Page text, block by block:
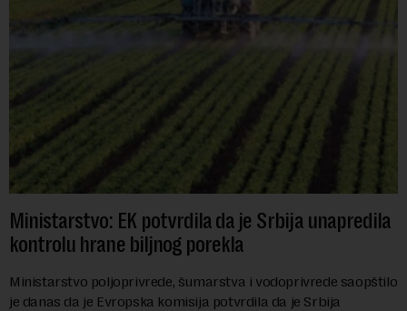
Ministarstvo: EK potvrdila da je Srbija unapredila
kontrolu hrane biljnog porekla
Ministarstvo poljoprivrede, šumarstva i vodoprivrede saopštilo
je danas da je Evropska komisija potvrdila da je Srbija